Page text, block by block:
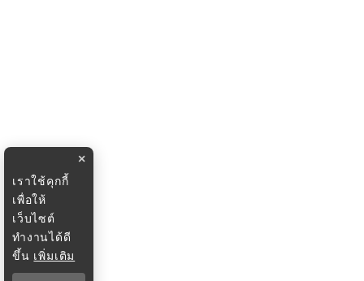
×
เราใช้คุกกี้
เพื่อให้
เว็บไซต์
ทำงานได้ดี
ขึ้น เพิ่มเติม